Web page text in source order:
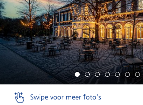
Swipe voor meer foto's